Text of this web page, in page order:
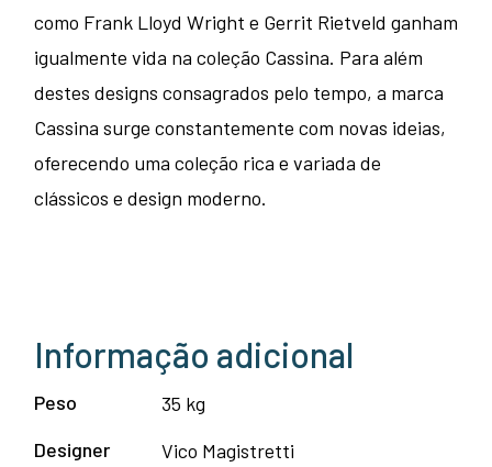
como Frank Lloyd Wright e Gerrit Rietveld ganham
igualmente vida na coleção Cassina. Para além
destes designs consagrados pelo tempo, a marca
Cassina surge constantemente com novas ideias,
oferecendo uma coleção rica e variada de
clássicos e design moderno.
Informação adicional
Peso
35 kg
Designer
Vico Magistretti